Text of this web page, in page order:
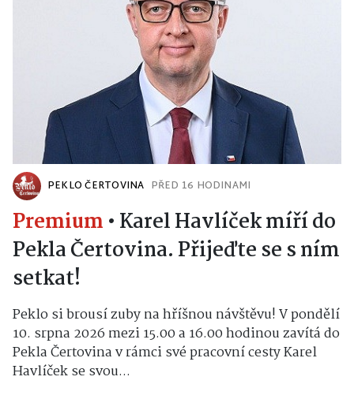
PEKLO ČERTOVINA PŘED 16 HODINAMI
Premium • Karel Havlíček míří do
Pekla Čertovina. Přijeďte se s ním
setkat!
Peklo si brousí zuby na hříšnou návštěvu! V pondělí
10. srpna 2026 mezi 15.00 a 16.00 hodinou zavítá do
Pekla Čertovina v rámci své pracovní cesty Karel
Havlíček se svou...